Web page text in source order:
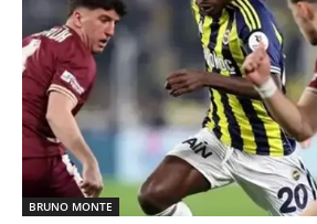
BRUNO MONTE